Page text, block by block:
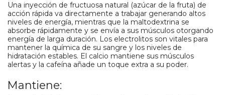
Una inyección de fructuosa natural (azúcar de la fruta) de
acción rápida va directamente a trabajar generando altos
niveles de energía, mientras que la maltodextrina se
absorbe rápidamente y se envía a sus músculos otorgando
energía de larga duración. Los electrolitos son vitales para
mantener la química de su sangre y los niveles de
hidratación estables. El calcio mantiene sus músculos
alertas y la cafeína añade un toque extra a su poder.
Mantiene: